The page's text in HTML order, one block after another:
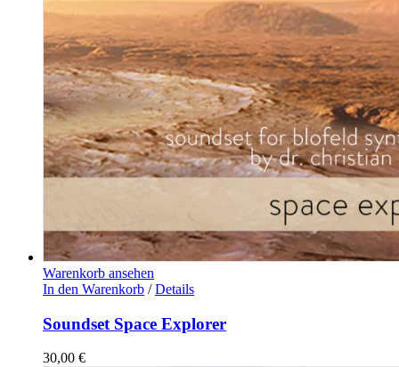
Warenkorb ansehen
In den Warenkorb / Details
Soundset Space Explorer
30,00 €